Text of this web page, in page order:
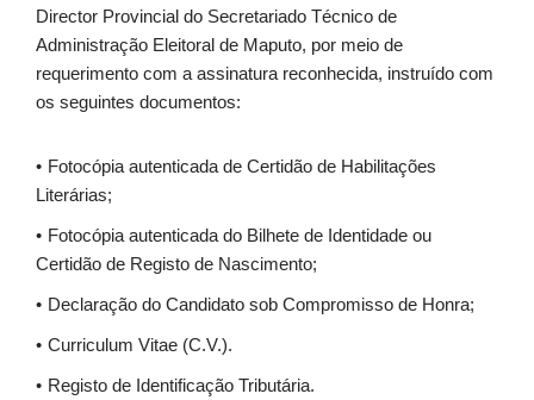
Director Provincial do Secretariado Técnico de
Administração Eleitoral de Maputo, por meio de
requerimento com a assinatura reconhecida, instruído com
os seguintes documentos:
Fotocópia autenticada de Certidão de Habilitações
Literárias;
Fotocópia autenticada do Bilhete de Identidade ou
Certidão de Registo de Nascimento;
Declaração do Candidato sob Compromisso de Honra;
Curriculum Vitae (C.V.).
Registo de Identificação Tributária.